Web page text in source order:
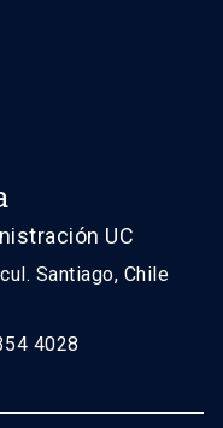
UC
Santiago, Chile
4028